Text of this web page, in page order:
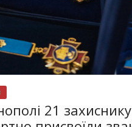
21 захиснику